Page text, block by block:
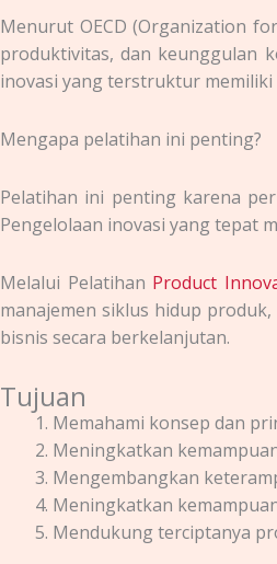
Menurut OECD (Organization
produktivitas, dan keunggulan
inovasi yang terstruktur
Mengapa pelatihan ini penting?
Pelatihan ini penting karena
Pengelolaan inovasi yang tepat
Melalui Pelatihan Product
manajemen siklus hidup
bisnis secara berkelanjutan.
Tujuan
Memahami konsep dan
Meningkatkan
Mengembangkan
Meningkatkan
Mendukung terciptanya